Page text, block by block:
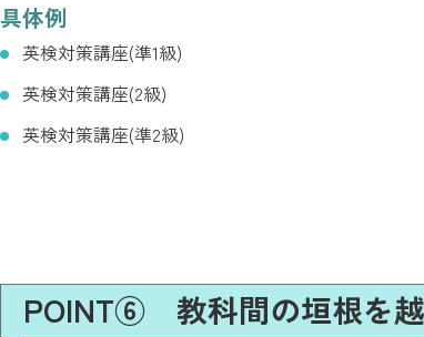
具体例
英検対策講座(準1級)
英検対策講座(2級)
英検対策講座(準2級)
POINT⑥ 教科間の垣根を